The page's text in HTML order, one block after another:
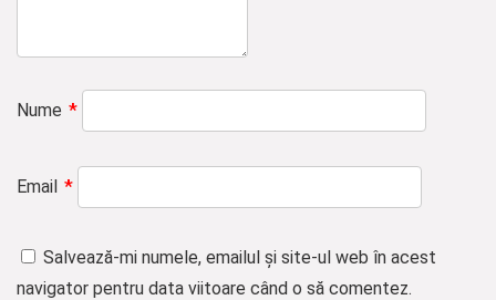
Nume *
Email *
Salvează-mi numele, emailul și site-ul web în acest
navigator pentru data viitoare când o să comentez.